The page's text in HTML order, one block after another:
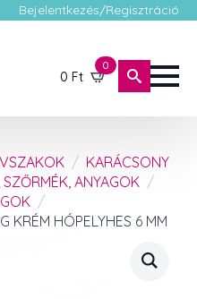
Bejelentkezés/Regisztráció
0 Ft
0
KARÁCSONY
ANYAGOK
KRÉM HÓPELYHES 6 MM